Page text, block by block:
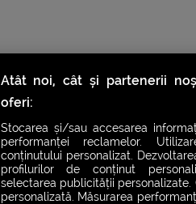
Atât noi, cât și partenerii
oferi:
Stocarea și/sau accesarea
performanței reclamelor.
conținutului personalizat.
profilurilor de conținut
selectarea publicității
personalizată. Măsurarea